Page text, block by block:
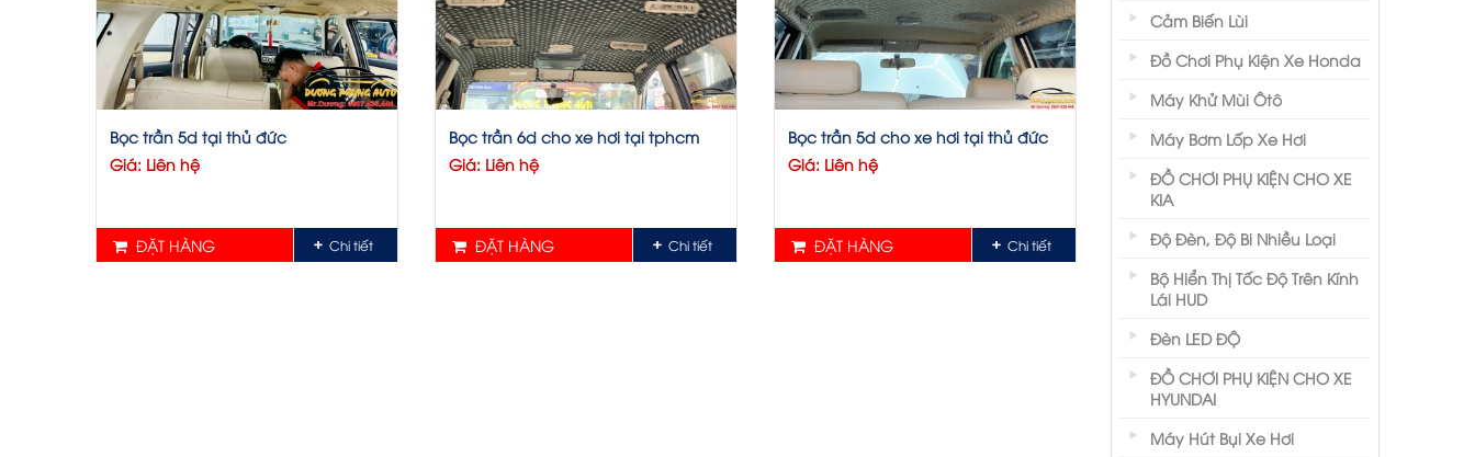
Bọc trần 5d tại thủ đức
Giá: Liên hệ
ĐẶT HÀNG Chi tiết
Bọc trần 6d cho xe hơi tại tphcm
Giá: Liên hệ
ĐẶT HÀNG Chi tiết
Bọc trần 5d cho xe hơi tại thủ đức
Giá: Liên hệ
ĐẶT HÀNG Chi tiết
Cảm Biến Lùi
Đồ Chơi Phụ Kiện Xe Honda
Máy Khử Mùi Ôtô
Máy Bơm Lốp Xe Hơi
ĐỒ CHƠI PHỤ KIỆN CHO XE
KIA
Độ Đèn, Độ Bi Nhiều Loại
Bộ Hiển Thị Tốc Độ Trên Kính
Lái HUD
Đèn LED ĐỘ
ĐỒ CHƠI PHỤ KIỆN CHO XE
HYUNDAI
Máy Hút Bụi Xe Hơi